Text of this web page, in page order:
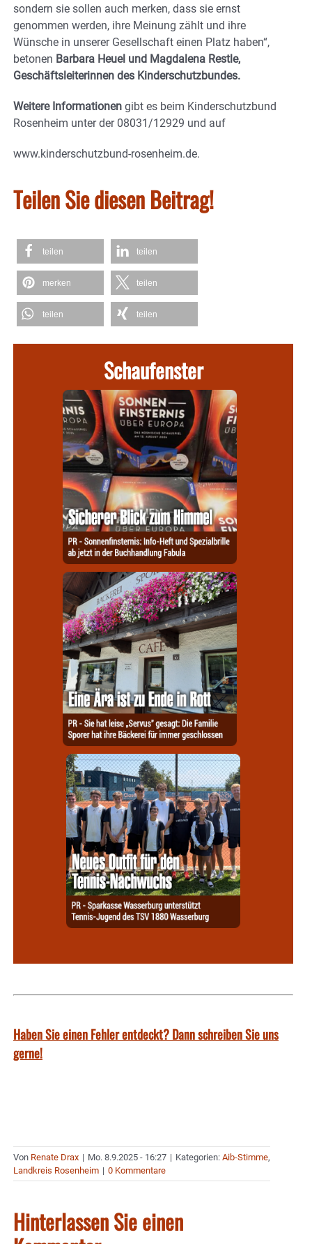
sondern sie sollen auch merken, dass sie ernst
genommen werden, ihre Meinung zählt und ihre
Wünsche in unserer Gesellschaft einen Platz haben“,
betonen Barbara Heuel und Magdalena Restle,
Geschäftsleiterinnen des Kinderschutzbundes.
Weitere Informationen gibt es beim Kinderschutzbund
Rosenheim unter der 08031/12929 und auf
www.kinderschutzbund-rosenheim.de.
Teilen Sie diesen Beitrag!
teilen teilen
merken teilen
teilen teilen
Schaufenster
Haben Sie einen Fehler entdeckt? Dann schreiben Sie uns
gerne!
Von Renate Drax | Mo. 8.9.2025 - 16:27 | Kategorien: Aib-Stimme,
Landkreis Rosenheim | 0 Kommentare
Hinterlassen Sie einen